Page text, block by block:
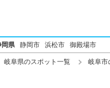
岡県 静岡市 浜松市 御殿場市
岐阜県のスポット一覧 岐阜市